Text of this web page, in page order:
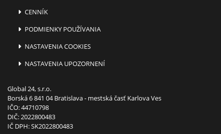
CENNÍK
PODMIENKY POUŽÍVANIA
NASTAVENIA COOKIES
NASTAVENIA UPOZORNENÍ
Global 24, s.r.o.
Borská 6 841 04 Bratislava - mestská časť Karlova Ves
IČO: 44710798
DIČ: 2022800483
IČ DPH: SK2022800483